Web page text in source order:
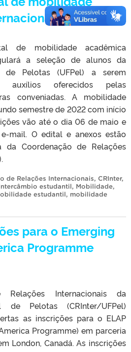
de mobilidade acadêmica
a seleção de alunos da
de Pelotas (UFPel) a serem
auxílios oferecidos pelas
conveniadas. A mobilidade
semestre de 2022 com início
vão até o dia 06 de maio e
mail. O edital e anexos estão
da Coordenação de Relações
de Relações Internacionais, CRInter,
estudantil, Mobilidade,
estudantil, mobilidade
para o Emerging
Programme
Internacionais da
de Pelotas (CRInter/UFPel)
as inscrições para o ELAP
Programme) em parceria
London, Canadá. As inscrições